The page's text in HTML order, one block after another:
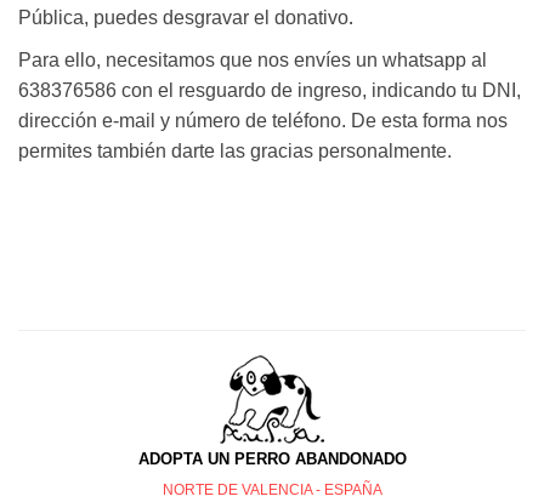
Pública, puedes desgravar el donativo.
Para ello, necesitamos que nos envíes un whatsapp al
638376586 con el resguardo de ingreso, indicando tu DNI,
dirección e-mail y número de teléfono. De esta forma nos
permites también darte las gracias personalmente.
ADOPTA UN PERRO ABANDONADO
NORTE DE VALENCIA - ESPAÑA